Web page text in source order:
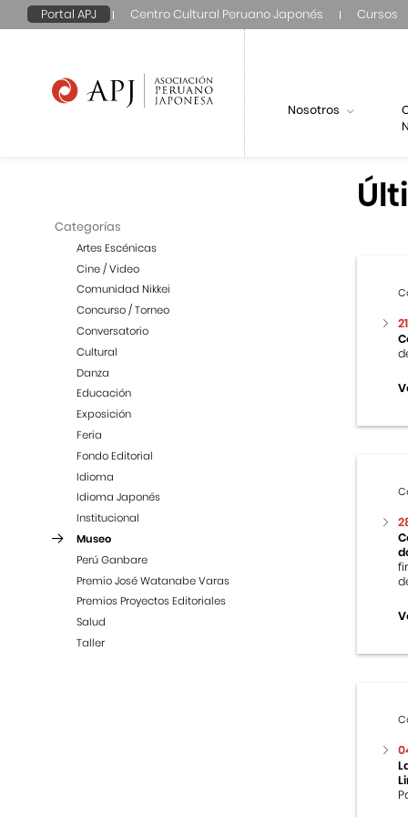
Portal APJ Centro Cultural Peruano Japonés Cursos
Nosotros
Categorías
Artes Escénicas
Cine / Video
Comunidad Nikkei
Concurso / Torneo
Conversatorio
Cultural
Danza
Educación
Exposición
Feria
Fondo Editorial
Idioma
Idioma Japonés
Institucional
Museo
Perú Ganbare
Premio José Watanabe Varas
Premios Proyectos Editoriales
Salud
Taller